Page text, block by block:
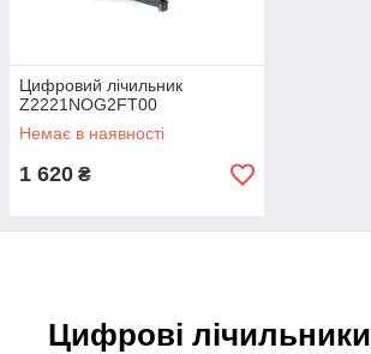
Цифровий лічильник
Z2221NOG2FT00
Немає в наявності
1 620 ₴
Цифрові лічильники